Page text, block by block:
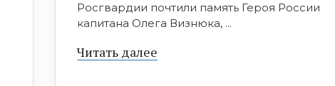
Росгвардии почтили память Героя России
капитана Олега Визнюка, ...
Читать далее